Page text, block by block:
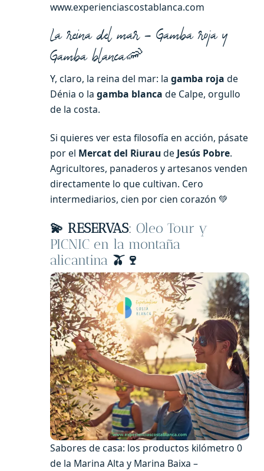
www.experienciascostablanca.com
La reina del mar – Gamba roja y
Gamba blanca🦐
Y, claro, la reina del mar: la gamba roja de
Dénia o la gamba blanca de Calpe, orgullo
de la costa.
Si quieres ver esta filosofía en acción, pásate
por el Mercat del Riuraude Jesús Pobre.
Agricultores, panaderos y artesanos venden
directamente lo que cultivan. Cero
intermediarios, cien por cien corazón 💚
💫 RESERVAS: Oleo Tour y
PICNIC en la montaña
alicantina 🫒🍷
Sabores de casa: los productos kilómetro 0
de la Marina Alta y Marina Baixa –